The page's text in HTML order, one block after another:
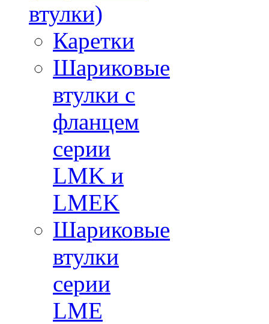
втулки)
Каретки
Шариковые
втулки с
фланцем
серии
LMK и
LMEK
Шариковые
втулки
серии
LME